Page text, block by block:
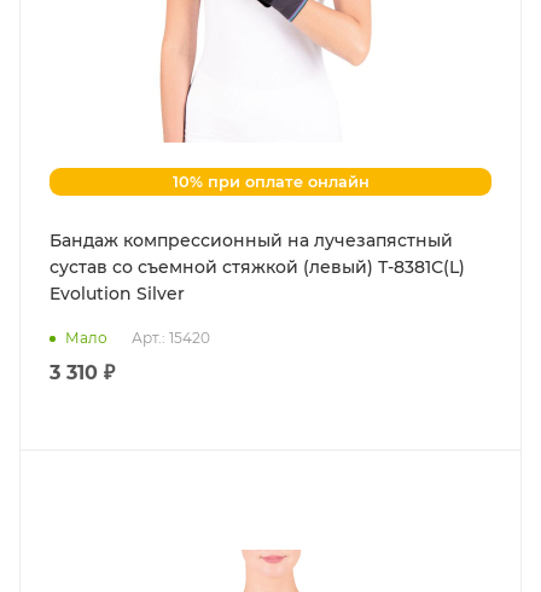
10% при оплате онлайн
Бандаж компрессионный на лучезапястный
сустав со съемной стяжкой (левый) Т-8381С(L)
Evolution Silver
Мало Арт.: 15420
3 310 ₽